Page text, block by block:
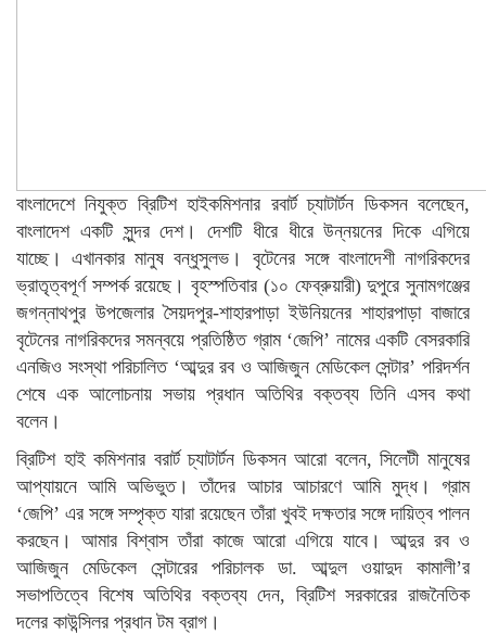
বাংলাদেশে নিযুক্ত ব্রিটিশ হাইকমিশনার রবার্ট চ্যাটার্টন ডিকসন বলেছেন,
বাংলাদেশ একটি সুন্দর দেশ। দেশটি ধীরে ধীরে উন্নয়নের দিকে এগিয়ে
যাচ্ছে। এখানকার মানুষ বন্ধুসুলভ। বৃটেনের সঙ্গে বাংলাদেশী নাগরিকদের
ভ্রাতৃত্বপূর্ণ সম্পর্ক রয়েছে। বৃহস্পতিবার (১০ ফেব্রুয়ারী) দুপুরে সুনামগঞ্জের
জগন্নাথপুর উপজেলার সৈয়দপুর-শাহারপাড়া ইউনিয়নের শাহারপাড়া বাজারে
বৃটেনের নাগরিকদের সমন্বয়ে প্রতিষ্ঠিত গ্রাম ‘জেপি’ নামের একটি বেসরকারি
এনজিও সংস্থা পরিচালিত ‘আব্দুর রব ও আজিজুন মেডিকেল সেন্টার’ পরিদর্শন
শেষে এক আলোচনায় সভায় প্রধান অতিথির বক্তব্য তিনি এসব কথা
বলেন।
ব্রিটিশ হাই কমিশনার বরার্ট চ্যাটার্টন ডিকসন আরো বলেন, সিলেটী মানুষের
আপ্যায়নে আমি অভিভুত। তাঁদের আচার আচারণে আমি মুদ্ধ। গ্রাম
‘জেপি’ এর সঙ্গে সম্পৃক্ত যারা রয়েছেন তাঁরা খুবই দক্ষতার সঙ্গে দায়িত্ব পালন
করছেন। আমার বিশ্বাস তাঁরা কাজে আরো এগিয়ে যাবে। আব্দুর রব ও
আজিজুন মেডিকেল সেন্টারের পরিচালক ডা. আব্দুল ওয়াদুদ কামালী’র
সভাপতিত্বে বিশেষ অতিথির বক্তব্য দেন, ব্রিটিশ সরকারের রাজনৈতিক
দলের কাউন্সিলর প্রধান টম ব্রাগ।